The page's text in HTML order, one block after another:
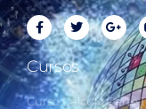
Cursos
Curso Cálculo Parte 1